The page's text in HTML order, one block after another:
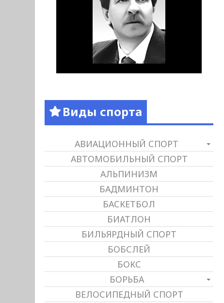
Виды спорта
АВИАЦИОННЫЙ СПОРТ
АВТОМОБИЛЬНЫЙ СПОРТ
АЛЬПИНИЗМ
БАДМИНТОН
БАСКЕТБОЛ
БИАТЛОН
БИЛЬЯРДНЫЙ СПОРТ
БОБСЛЕЙ
БОКС
БОРЬБА
ВЕЛОСИПЕДНЫЙ СПОРТ